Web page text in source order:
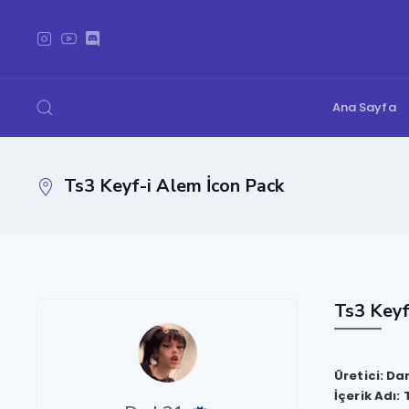
Ana Sayfa
Ts3 Keyf-i Alem İcon Pack
Ts3
Üretici:
İçerik Adı: